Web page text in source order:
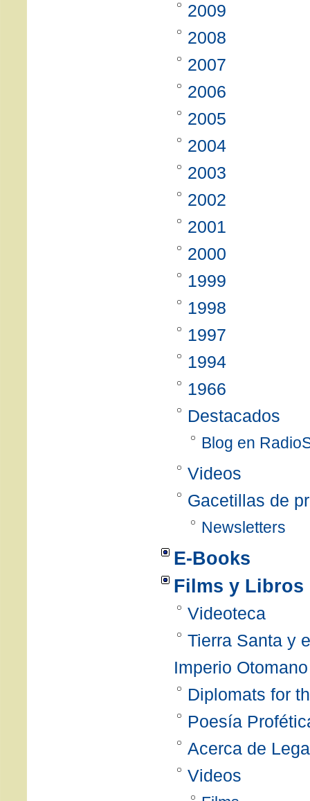
2009
2008
2007
2006
2005
2004
2003
2002
2001
2000
1999
1998
1997
1994
1966
Destacados
Blog en
Videos
Gacetillas de
Newsletters
E-Books
Films y Libros
Videoteca
Tierra Santa y
Imperio Otomano
Diplomats for
Poesía
Acerca de
Videos